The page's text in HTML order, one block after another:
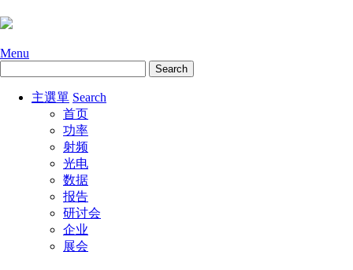
Menu
主選單 Search
首页
功率
射频
光电
数据
报告
研讨会
企业
展会